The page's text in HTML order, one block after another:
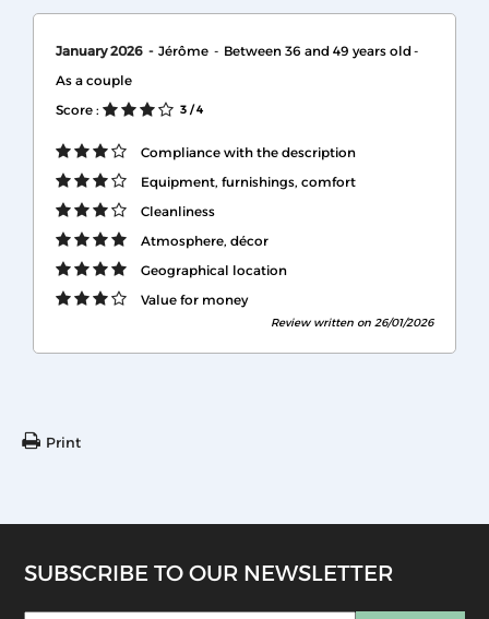
January 2026 Jérôme
Between 36 and 49 years old
As a couple
Score :
3 / 4
Compliance with the description
Equipment, furnishings, comfort
Cleanliness
Atmosphere, décor
Geographical location
Value for money
Review written on 26/01/2026
Print
SUBSCRIBE TO OUR NEWSLETTER